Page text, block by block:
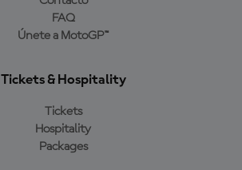
FAQ
Únete a MotoGP™
Tickets & Hospitality
Tickets
Hospitality
Packages